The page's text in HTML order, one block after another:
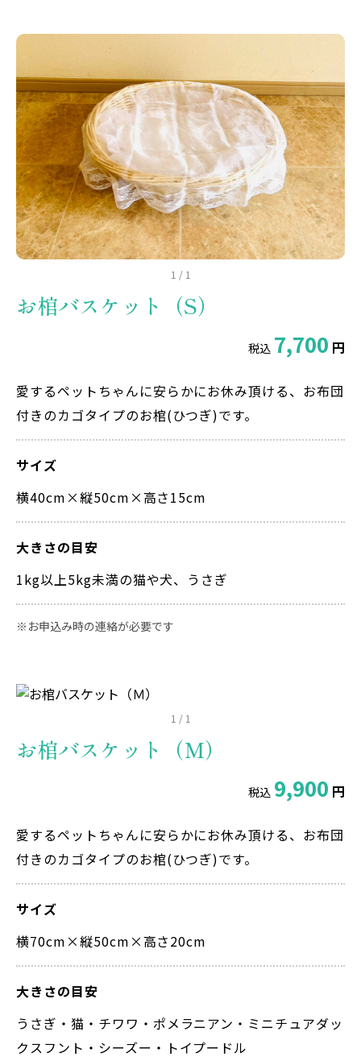
お棺バスケット（S）
税込 7,700 円
愛するペットちゃんに安らかにお休み頂ける、お布団
付きのカゴタイプのお棺(ひつぎ)です。
サイズ
横40cm×縦50cm×高さ15cm
大きさの目安
1kg以上5kg未満の猫や犬、うさぎ
お申込み時の連絡が必要です
1 / 1
1 / 1
お棺バスケット（Ｍ）
税込 9,900 円
愛するペットちゃんに安らかにお休み頂ける、お布団
付きのカゴタイプのお棺(ひつぎ)です。
サイズ
横70cm×縦50cm×高さ20cm
大きさの目安
うさぎ・猫・チワワ・ポメラニアン・ミニチュアダッ
クスフント・シーズー・トイプードル